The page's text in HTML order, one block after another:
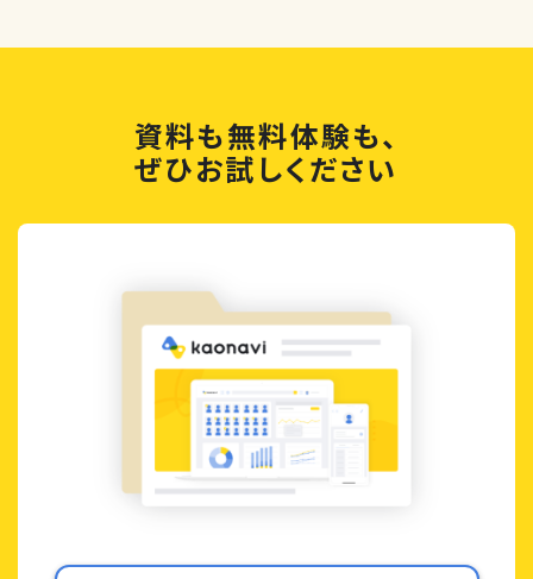
資料も無料体験も、
ぜひお試しください